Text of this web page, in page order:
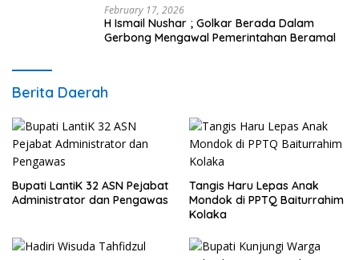
February 17, 2026
H Ismail Nushar ; Golkar Berada Dalam
Gerbong Mengawal Pemerintahan Beramal
Berita Daerah
Bupati LantiK 32 ASN Pejabat
Administrator dan Pengawas
Tangis Haru Lepas Anak
Mondok di PPTQ Baiturrahim
Kolaka